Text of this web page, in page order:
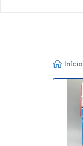
Início